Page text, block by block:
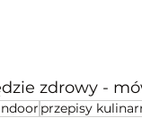
zdrowy -
przepisy